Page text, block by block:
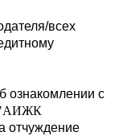
всех
ознакомлении с
отчуждение